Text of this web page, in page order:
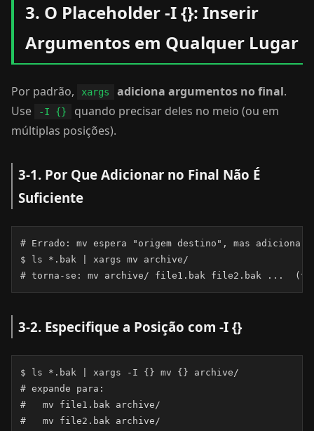
3. O Placeholder -I {}: Inserir
Argumentos em Qualquer Lugar
Por padrão, xargs adiciona argumentos no final.
Use
-I {}
quando precisar deles no meio (ou em
múltiplas posições).
3-1. Por Que Adicionar no Final Não É
Suficiente
# Errado: mv espera "origem destino", mas adicionar
$ ls *.bak | xargs mv archive/
# torna-se: mv archive/ file1.bak file2.bak ...
3-2. Especifique a Posição com -I {}
$ ls *.bak | xargs -I {} mv {} archive/
# expande para:
#   mv file1.bak archive/
#   mv file2.bak archive/